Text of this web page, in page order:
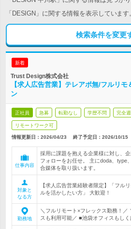
「DESIGN」に関する情報を表示しています
検索条件を変更
新着
Trust Design株式会社
【求人広告営業】テレアポ無/フルリ
ン
正社員 急募 転勤なし 学歴不問 完全
リモートワーク可
情報更新日：2026/04/23 終了予定日： 2026/10/15
仕事内容
採用に課題を抱える企業様に対し、
フォローをお任せ。 主にdoda、type
合媒体を取り扱います。
対象と
なる方
【求人広告営業経験者限定】「フル
ルを活かしたい方」 大歓迎！
勤務地
＼フルリモート×フレックス勤務！／
スも利用可能／ ■池袋オフィスもしく